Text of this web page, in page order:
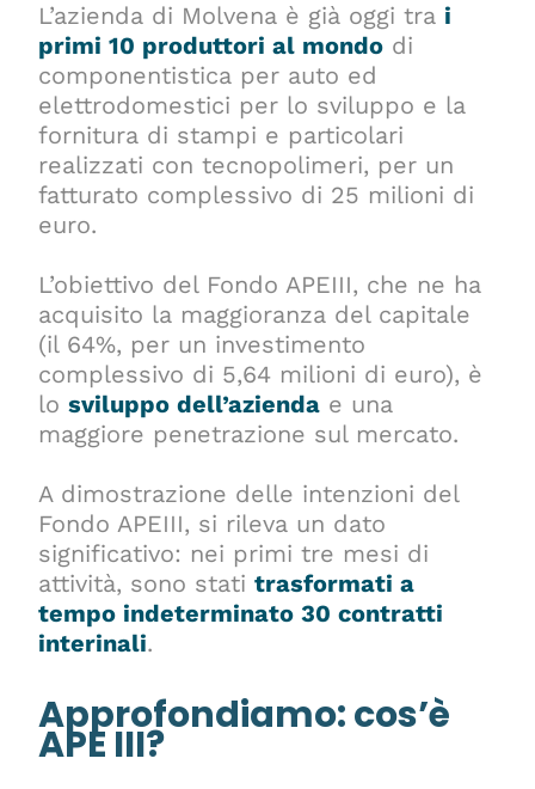
L’azienda di Molvena è già oggi tra i
primi 10 produttori al mondo di
componentistica per auto ed
elettrodomestici per lo sviluppo e la
fornitura di stampi e particolari
realizzati con tecnopolimeri, per un
fatturato complessivo di 25 milioni di
euro.
L’obiettivo del Fondo APEIII, che ne ha
acquisito la maggioranza del capitale
(il 64%, per un investimento
complessivo di 5,64 milioni di euro), è
losviluppo dell’azienda e una
maggiore penetrazione sul mercato.
A dimostrazione delle intenzioni del
Fondo APEIII, si rileva un dato
significativo: nei primi tre mesi di
attività, sono statitrasformati a
tempo indeterminato 30 contratti
interinali.
Approfondiamo: cos’è
APE III?